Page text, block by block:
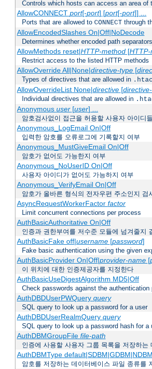
Controls which hosts can access an area of
AllowCONNECT port[-port] [port[-port]] ...
Ports that are allowed to CONNECT through
AllowEncodedSlashes On|Off|NoDecode
Determines whether encoded path
AllowMethods reset|HTTP-method[
Restrict access to the listed HTTP methods
AllowOverride All|None|directive-type[
Types of directives that are allowed in
AllowOverrideList None|directive[
Individual directives that are allowed in
Anonymous user[user] ...
암호검사없이 접근을 허용할 사용자 아이디
Anonymous_LogEmail On|Off
입력한 암호를 오류로그에 기록할지 여부
Anonymous_MustGiveEmail On|Off
암호가 없어도 가능한지 여부
Anonymous_NoUserID On|Off
사용자 아이디가 없어도 가능하지 여부
Anonymous_VerifyEmail On|Off
암호가 올바른 형식의 전자우편 주소인지 검
AsyncRequestWorkerFactor factor
Limit concurrent connections per process
AuthBasicAuthoritative On|Off
인증과 권한부여를 저수준 모듈에 넘겨줄지
AuthBasicFake off|username[password]
Fake basic authentication using the given
AuthBasicProvider On|Off|provider-name[
이 위치에 대한 인증제공자를 지정한다
AuthBasicUseDigestAlgorithm MD5|Off
Check passwords against the
AuthDBDUserPWQuery query
SQL query to look up a password for a user
AuthDBDUserRealmQuery query
SQL query to look up a password hash for a
AuthDBMGroupFile file-path
인증에 사용할 사용자 그룹 목록을 저장하
AuthDBMType
암호를 저장하는 데이터베이스 파일 종류를